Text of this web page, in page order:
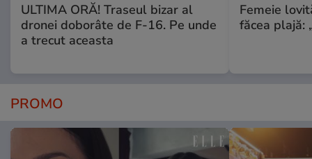
ULTIMA ORĂ! Traseul bizar al
dronei doborâte de F-16. Pe unde
a trecut aceasta
Femeie
făcea plajă:
PROMO